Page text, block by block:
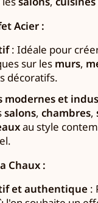
Acier :
: Idéale pour
sur les murs,
décoratifs.
modernes et
salons, chambres,
au style
Chaux :
et authentique :